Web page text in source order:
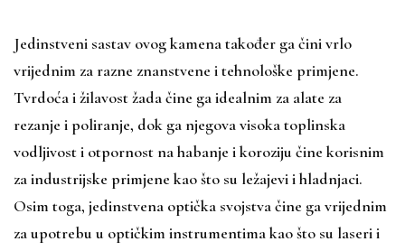
Jedinstveni sastav ovog kamena također ga čini vrlo
vrijednim za razne znanstvene i tehnološke primjene.
Tvrdoća i žilavost žada čine ga idealnim za alate za
rezanje i poliranje, dok ga njegova visoka toplinska
vodljivost i otpornost na habanje i koroziju čine korisnim
za industrijske primjene kao što su ležajevi i hladnjaci.
Osim toga, jedinstvena optička svojstva čine ga vrijednim
za upotrebu u optičkim instrumentima kao što su laseri i